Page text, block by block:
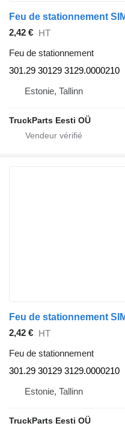
2,42 € HT
Feu de stationnement
301.29 30129 3129.0000210
Estonie, Tallinn
TruckParts Eesti OÜ
2,42 € HT
Feu de stationnement
301.29 30129 3129.0000210
Estonie, Tallinn
TruckParts Eesti OÜ